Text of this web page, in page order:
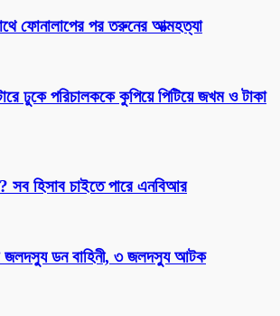
ফোনালাপের পর তরুনের আত্মহত্যা
ঢুকে পরিচালককে কুপিয়ে পিটিয়ে জখম ও টাকা
হিসাব চাইতে পারে এনবিআর
জলদস্যু ডন বাহিনী, ৩ জলদস্যু আটক